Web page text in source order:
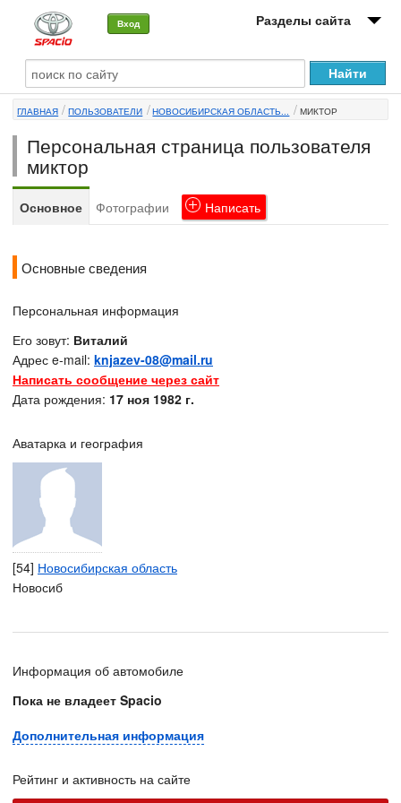
Вход Разделы сайта
О машине
Автоклуб
Форумы
Сервисы и услуги
ГЛАВНАЯ ПОЛЬЗОВАТЕЛИ НОВОСИБИРСКАЯ ОБЛАСТЬ... МИКТОР
Персональная страница пользователя
миктор
Основное Фотографии Написать
Основные сведения
Персональная информация
Его зовут: Виталий
Адрес e-mail: knjazev-08@mail.ru
Написать сообщение через сайт
Дата рождения: 17 ноя 1982 г.
Аватарка и география
[54] Новосибирская область
Новосиб
Информация об автомобиле
Пока не владеет Spacio
Дополнительная информация
Рейтинг и активность на сайте